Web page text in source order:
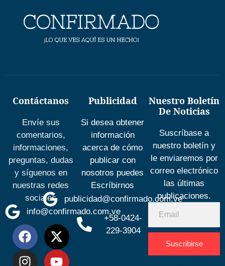
Contáctanos
Envíe sus
comentarios,
informaciones,
preguntas, dudas
y síguenos en
nuestras redes
sociales
info@confirmado.com.ve
Publicidad
Si desea obtener
información
acerca de cómo
publicar con
nosotros puedes
Escríbirnos
publicidad@confirmado.com.ve
+58-0424-
229-3904
Nuestro Boletín
De Noticias
Suscríbase a
nuestro boletín y
le enviaremos por
correo electrónico
las últimas
publicaciones.
Suscribirse